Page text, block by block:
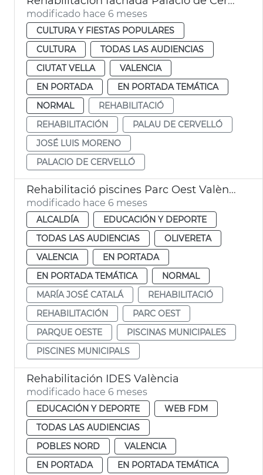
modificado hace 6 meses
CULTURA Y FIESTAS POPULARES
CULTURA
TODAS LAS AUDIENCIAS
CIUTAT VELLA
VALENCIA
EN PORTADA
EN PORTADA TEMÁTICA
NORMAL
REHABILITACIÓ
REHABILITACIÓN
PALAU DE CERVELLÓ
JOSÉ LUIS MORENO
PALACIO DE CERVELLÓ
Rehabilitació piscines Parc Oest València
modificado hace 6 meses
ALCALDÍA
EDUCACIÓN Y DEPORTE
TODAS LAS AUDIENCIAS
OLIVERETA
VALENCIA
EN PORTADA
EN PORTADA TEMÁTICA
NORMAL
MARÍA JOSÉ CATALÁ
REHABILITACIÓ
REHABILITACIÓN
PARC OEST
PARQUE OESTE
PISCINAS MUNICIPALES
PISCINES MUNICIPALS
Rehabilitación IDES València
modificado hace 6 meses
EDUCACIÓN Y DEPORTE
WEB FDM
TODAS LAS AUDIENCIAS
POBLES NORD
VALENCIA
EN PORTADA
EN PORTADA TEMÁTICA